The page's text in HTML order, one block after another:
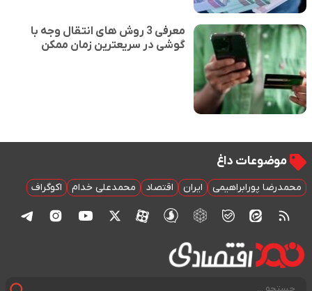
معرفی 3 روش های انتقال وجه با
گوشی در سریعترین زمان ممکن
موضوعات داغ
محمدرضا پورابراهیمی ایران اقتصاد محمدعلی خدام اکوگراف